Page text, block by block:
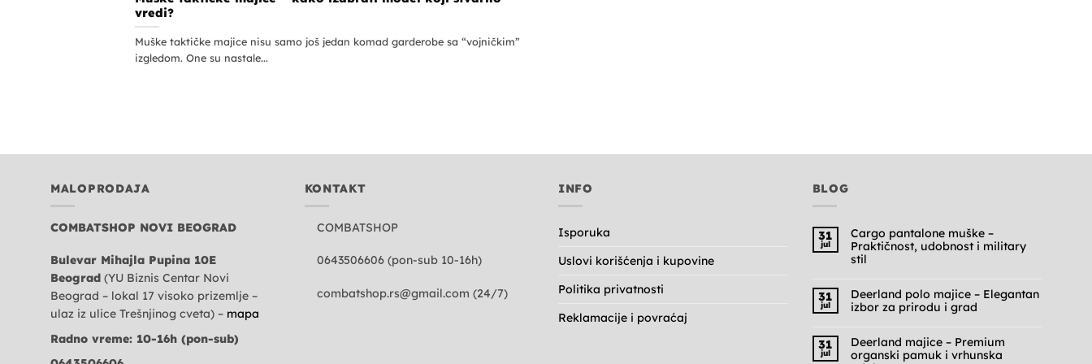
vredi?
Muške taktičke majice nisu samo još jedan komad garderobe sa “vojničkim”
izgledom. One su nastale...
MALOPRODAJA
COMBATSHOP NOVI BEOGRAD
Bulevar Mihajla Pupina 10E
Beograd (YU Biznis Centar Novi
Beograd – lokal 17 visoko prizemlje –
ulaz iz ulice Trešnjinog cveta) – mapa
Radno vreme: 10-16h (pon-sub)
KONTAKT
COMBATSHOP
0643506606 (pon-sub 10-16h)
combatshop.rs@gmail.com (24/7)
INFO
Isporuka
Uslovi korišćenja i kupovine
Politika privatnosti
Reklamacije i povraćaj
BLOG
31
jul
Cargo pantalone muške –
Praktičnost, udobnost i military
stil
na
Cargo
pantalone
Praktičnost,
udobnost
i
31
jul
Deerland polo majice – Elegantan
izbor za prirodu i grad
na
Deerland
polo
31
jul
Deerland majice – Premium
organski pamuk i vrhunska